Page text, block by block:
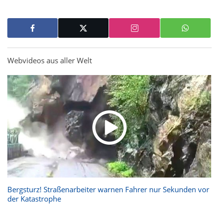
Webvideos aus aller Welt
Bergsturz! Straßenarbeiter warnen Fahrer nur Sekunden vor
der Katastrophe